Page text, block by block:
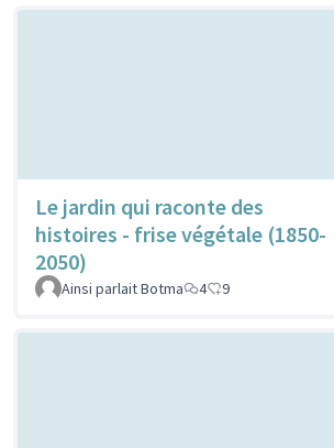
Le jardin qui raconte des
histoires - frise végétale (1850-
2050)
Ainsi parlait Botma 4 9